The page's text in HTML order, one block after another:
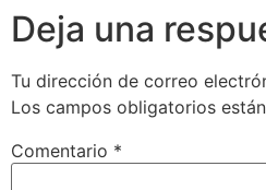
Deja una
Tu dirección de correo
Los campos obligatorios
Comentario *